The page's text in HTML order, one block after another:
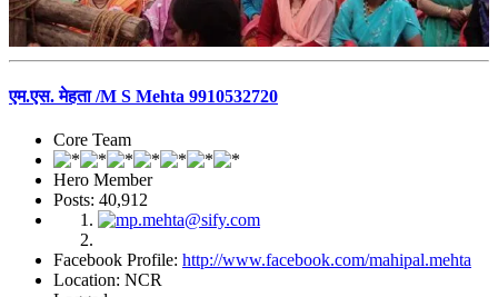
एम.एस. मेहता /M S Mehta 9910532720
Core Team
Hero Member
Posts: 40,912
Facebook Profile: http://www.facebook.com/mahipal.mehta
Location: NCR